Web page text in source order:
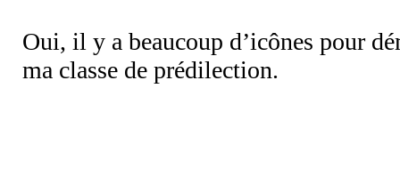
Oui, il y a beaucoup d’icônes pour
ma classe de prédilection.